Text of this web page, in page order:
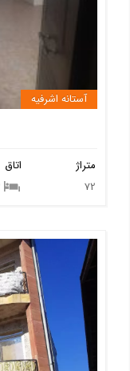
آستانه اشرفیه
اتاق
متراژ
72